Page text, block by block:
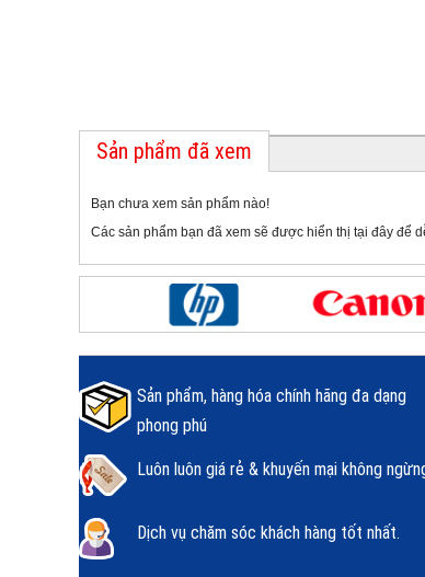
Sản phẩm đã xem
Bạn chưa xem sản phẩm nào!
Các sản phẩm bạn đã xem sẽ được hiển thị tại đây để
Sản phẩm, hàng hóa chính hãng đa dạng
phong phú
Luôn luôn giá rẻ & khuyến mại không
Dịch vụ chăm sóc khách hàng tốt nhất.